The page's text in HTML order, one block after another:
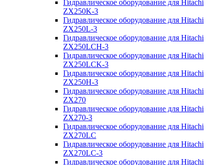
Гидравлическое оборудование для Hitachi
ZX250K-3
Гидравлическое оборудование для Hitachi
ZX250L-3
Гидравлическое оборудование для Hitachi
ZX250LCH-3
Гидравлическое оборудование для Hitachi
ZX250LCK-3
Гидравлическое оборудование для Hitachi
ZX250Н-3
Гидравлическое оборудование для Hitachi
ZX270
Гидравлическое оборудование для Hitachi
ZX270-3
Гидравлическое оборудование для Hitachi
ZX270LC
Гидравлическое оборудование для Hitachi
ZX270LC-3
Гидравлическое оборудование для Hitachi